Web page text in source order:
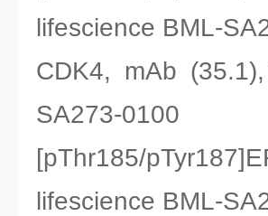
lifescience BML-
CDK4, mAb
SA273-0100
[pThr185/
lifescience BML-